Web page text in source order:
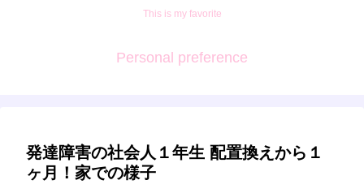
This is my favorite
Personal preference
発達障害の社会人１年生 配置換えから１
ヶ月！家での様子